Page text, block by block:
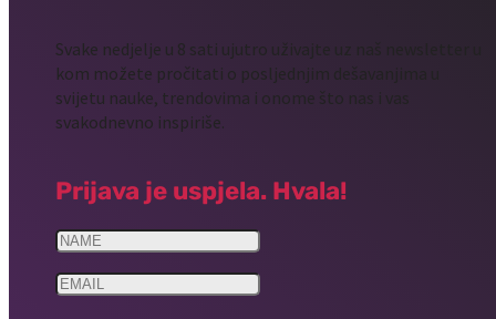
Svake nedjelje u 8 sati ujutro uživajte uz naš newsletter u
kom možete pročitati o posljednjim dešavanjima u
svijetu nauke, trendovima i onome što nas i vas
svakodnevno inspiriše.
Prijava je uspjela. Hvala!